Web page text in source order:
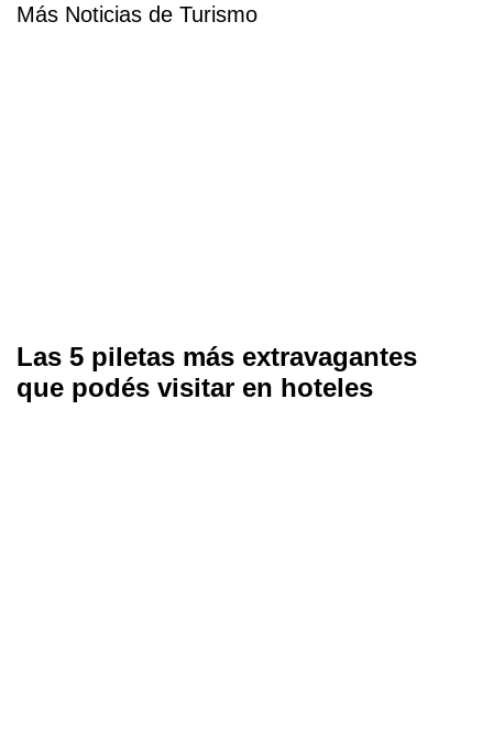
Más Noticias de Turismo
Las 5 piletas más extravagantes
que podés visitar en hoteles